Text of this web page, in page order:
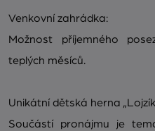
Venkovní zahrádka:
Možnost příjemného
teplých měsíců.
Unikátní dětská herna
Součástí pronájmu je